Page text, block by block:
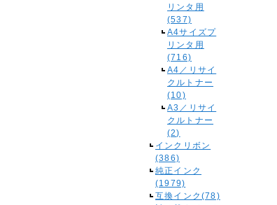
リンタ用
(537)
A4サイズプ
リンタ用
(716)
A4／リサイ
クルトナー
(10)
A3／リサイ
クルトナー
(2)
インクリボン
(386)
純正インク
(1979)
互換インク(78)